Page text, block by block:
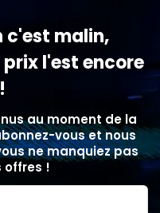
c'est malin,
l'est encore
au moment de la
vous et nous
ne manquiez pas
offres !